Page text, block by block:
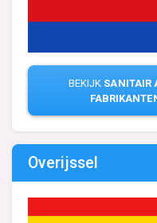
BEKIJK SANITAIR
Overijssel